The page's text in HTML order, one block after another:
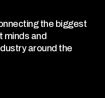
the biggest
minds and
around the